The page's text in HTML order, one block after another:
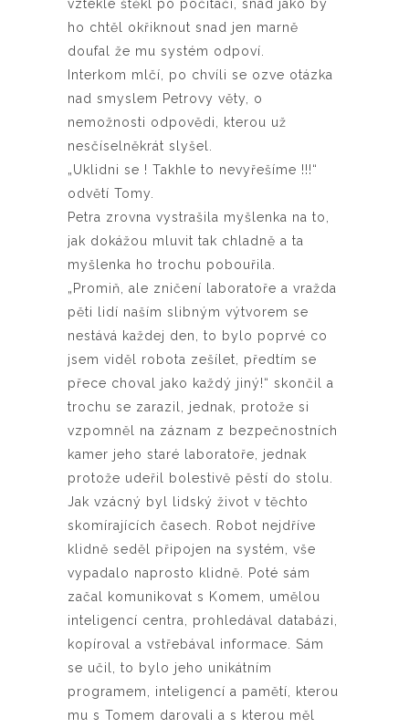
vztekle štěkl po počítači, snad jako by
ho chtěl okřiknout snad jen marně
doufal že mu systém odpoví.
Interkom mlčí, po chvíli se ozve otázka
nad smyslem Petrovy věty, o
nemožnosti odpovědi, kterou už
nesčíselněkrát slyšel.
„Uklidni se ! Takhle to nevyřešíme !!!“
odvětí Tomy.
Petra zrovna vystrašila myšlenka na to,
jak dokážou mluvit tak chladně a ta
myšlenka ho trochu pobouřila.
„Promiň, ale zničení laboratoře a vražda
pěti lidí naším slibným výtvorem se
nestává každej den, to bylo poprvé co
jsem viděl robota zešílet, předtím se
přece choval jako každý jiný!“ skončil a
trochu se zarazil, jednak, protože si
vzpomněl na záznam z bezpečnostních
kamer jeho staré laboratoře, jednak
protože udeřil bolestivě pěstí do stolu.
Jak vzácný byl lidský život v těchto
skomírajících časech. Robot nejdříve
klidně seděl připojen na systém, vše
vypadalo naprosto klidně. Poté sám
začal komunikovat s Komem, umělou
inteligencí centra, prohledával databázi,
kopíroval a vstřebával informace. Sám
se učil, to bylo jeho unikátním
programem, inteligencí a pamětí, kterou
mu s Tomem darovali a s kterou měl